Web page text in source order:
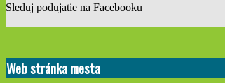
Sleduj podujatie na Facebooku
11-
24
Web stránka mesta